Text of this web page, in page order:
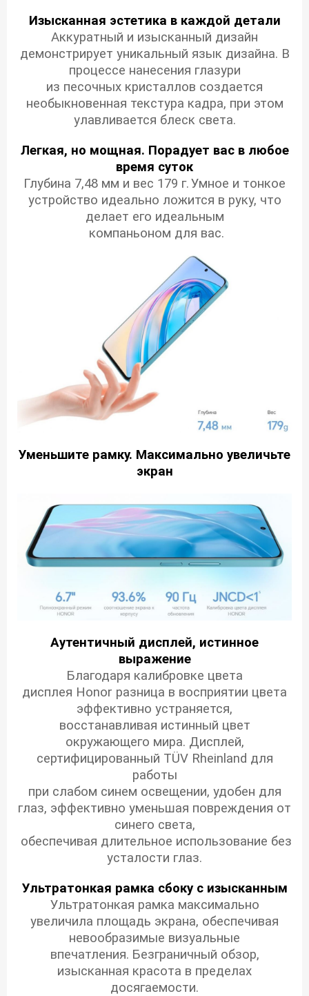
Изысканная эстетика в каждой детали
Аккуратный и изысканный дизайн
демонстрирует уникальный язык дизайна. В
процессе нанесения глазури
из песочных кристаллов создается
необыкновенная текстура кадра, при этом
улавливается блеск света.
Легкая, но мощная. Порадует вас в любое
время суток
Глубина 7,48 мм и вес 179 г.Умное и тонкое
устройство идеально ложится в руку, что
делает его идеальным
компаньоном для вас.
Уменьшите рамку. Максимально увеличьте
экран
Аутентичный дисплей, истинное
выражение
Благодаря калибровке цвета
дисплея Honor разница в восприятии цвета
эффективно устраняется,
восстанавливая истинный цвет
окружающего мира. Дисплей,
сертифицированный TÜV Rheinland для
работы
при слабом синем освещении, удобен для
глаз, эффективно уменьшая повреждения от
синего света,
обеспечивая длительное использование без
усталости глаз.
Ультратонкая рамка сбоку с изысканным
Ультратонкая рамка максимально
увеличила площадь экрана, обеспечивая
невообразимые визуальные
впечатления. Безграничный обзор,
изысканная красота в пределах
досягаемости.